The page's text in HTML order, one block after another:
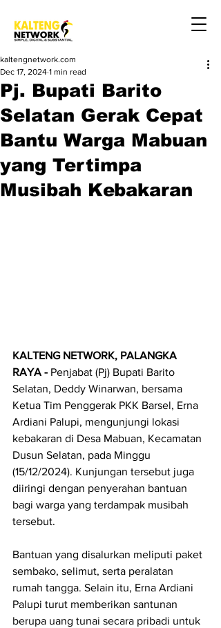
Pj. Bupati Barito
Selatan Gerak Cepat
Bantu Warga Mabuan
yang Tertimpa
Musibah Kebakaran
kaltengnetwork.com
Dec 17, 2024 1 min read
KALTENG NETWORK, PALANGKA
RAYA - Penjabat (Pj) Bupati Barito
Selatan, Deddy Winarwan, bersama
Ketua Tim Penggerak PKK Barsel, Erna
Ardiani Palupi, mengunjungi lokasi
kebakaran di Desa Mabuan, Kecamatan
Dusun Selatan, pada Minggu
(15/12/2024). Kunjungan tersebut juga
diiringi dengan penyerahan bantuan
bagi warga yang terdampak musibah
tersebut.
Bantuan yang disalurkan meliputi paket
sembako, selimut, serta peralatan
rumah tangga. Selain itu, Erna Ardiani
Palupi turut memberikan santunan
berupa uang tunai secara pribadi untuk